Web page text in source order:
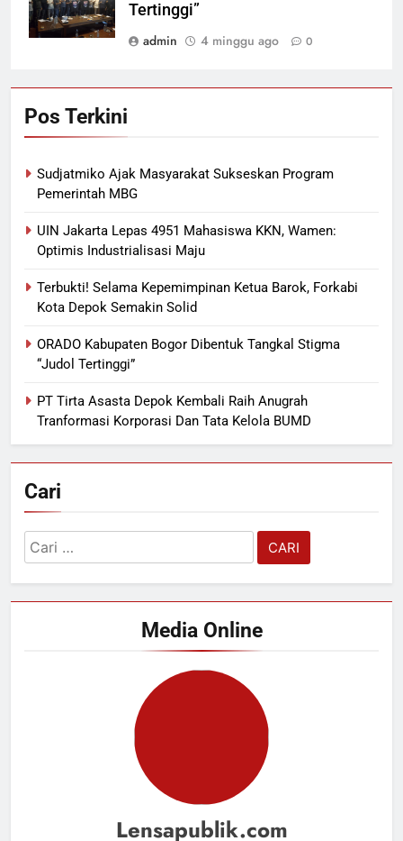
Tertinggi”
admin
4 minggu ago 0
Pos Terkini
Sudjatmiko Ajak Masyarakat Sukseskan Program
Pemerintah MBG
UIN Jakarta Lepas 4951 Mahasiswa KKN, Wamen:
Optimis Industrialisasi Maju
Terbukti! Selama Kepemimpinan Ketua Barok, Forkabi
Kota Depok Semakin Solid
ORADO Kabupaten Bogor Dibentuk Tangkal Stigma
“Judol Tertinggi”
PT Tirta Asasta Depok Kembali Raih Anugrah
Tranformasi Korporasi Dan Tata Kelola BUMD
Cari
Cari
untuk:
Media Online
Lensapublik.com